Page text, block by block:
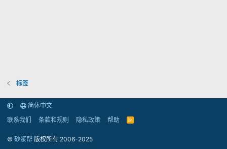
标签
简体中文
联系我们
条款和规则 隐私政策 帮助
R
© 砂浆帮 版权所有 2006-2025